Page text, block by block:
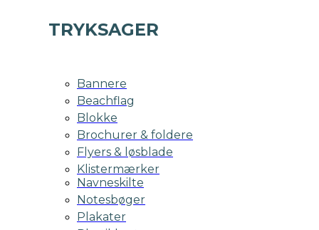
TRYKSAGER
Bannere
Beachflag
Blokke
Brochurer & foldere
Flyers & løsblade
Klistermærker
Navneskilte
Notesbøger
Plakater